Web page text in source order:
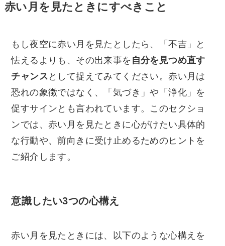
赤い月を見たときにすべきこと
もし夜空に赤い月を見たとしたら、「不吉」と
怯えるよりも、その出来事を 自分を見つめ直す
チャンス として捉えてみてください。赤い月は
恐れの象徴ではなく、「気づき」や「浄化」を
促すサインとも言われています。このセクショ
ンでは、赤い月を見たときに心がけたい具体的
な行動や、前向きに受け止めるためのヒントを
ご紹介します。
意識したい3つの心構え
赤い月を見たときには、以下のような心構えを